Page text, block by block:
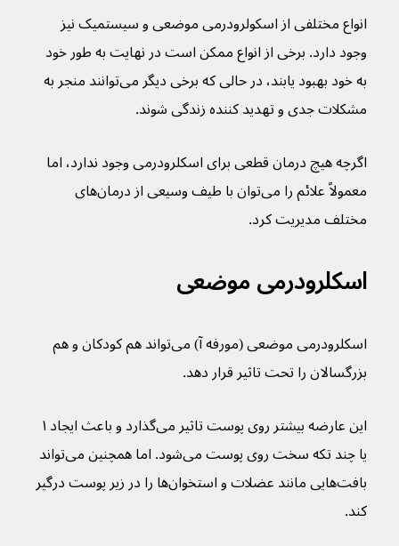
انواع مختلفی از اسکولرودرمی موضعی و سیستمیک نیز
وجود دارد. برخی از انواع ممکن است در نهایت به طور خود
به خود بهبود یابند، در حالی که برخی دیگر می‌توانند منجر به
مشکلات جدی و تهدید کننده زندگی شوند.
اگرچه هیچ درمان قطعی برای اسکلرودرمی وجود ندارد، اما
معمولاً علائم را می‌توان با طیف وسیعی از درمان‌‌های
مختلف مدیریت کرد.
اسکلرودرمی موضعی
اسکلرودرمی موضعی (مورفه آ) می‌تواند هم کودکان و هم
بزرگسالان را تحت تاثیر قرار دهد.
این عارضه بیشتر روی پوست تاثیر می‌گذارد و باعث ایجاد ۱
یا چند تکه سخت روی پوست می‌شود. اما همچنین می‌تواند
بافت‌هایی مانند عضلات و استخوان‌ها را در زیر پوست درگیر
کند.